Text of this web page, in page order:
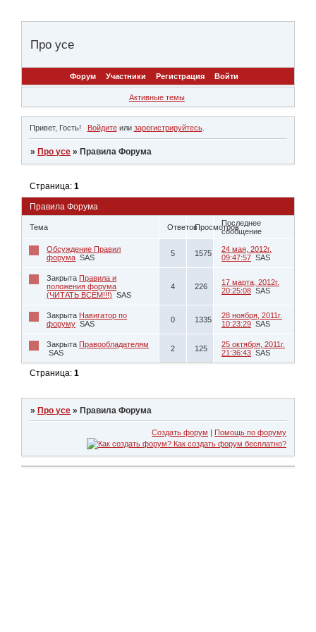
Про усе
Форум Участники Регистрация Войти
Активные темы
Привет, Гость! Войдитеили зарегистрируйтесь.
» Про усе » Правила Форума
Правила Форума
Страница:1
Тема ОтветовПросмотровПоследнее
сообщение
Обсуждение Правил
форума SAS 5 1575
24 мая, 2012г.
09:47:57 SAS
ЗакрытаПравила и
положения форума
(ЧИТАТЬ ВСЕМ!!!)
SAS
4 226
17 марта, 2012г.
20:25:08 SAS
Закрыта Навигатор по
форуму SAS 0 1335
28 ноября, 2011г.
10:23:29 SAS
ЗакрытаПравообладателям
SAS
2 125
25 октября, 2011г.
21:36:43 SAS
Страница:1
»Про усе »Правила Форума
Создать форум | Помощь по форуму